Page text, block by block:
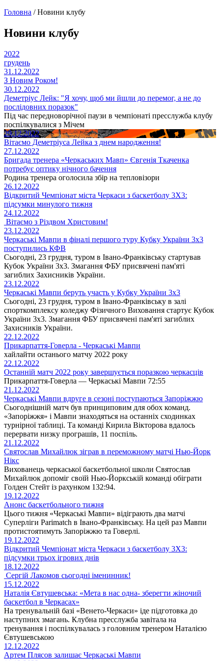
Головна /Новини клубу
Новини клубу
2022
грудень
31.12.2022
З Новим Роком!
30.12.2022
Деметріус Лейк: "Я хочу, щоб ми йшли до перемог, а не до
послідовних поразок"
Під час передноворічної паузи в чемпіонаті пресслужба клубу
поспілкувалися з Мічем
29.12.2022
Вітаємо Деметріуса Лейка з днем народження!
27.12.2022
Бригада тренера «Черкаських Мавп» Євгенія Ткаченка
потребує оптику нічного бачення
Родина тренера оголосила збір на тепловізори
26.12.2022
Відкритий Чемпіонат міста Черкаси з баскетболу 3Х3:
підсумки минулого тижня
24.12.2022
Вітаємо з Різдвом Христовим!
23.12.2022
Черкаські Мавпи в фіналі першого туру Кубку України 3х3
поступились КФВ
Сьогодні, 23 грудня, туром в Івано-Франківську стартував
Кубок України 3х3. Змагання ФБУ присвячені пам'яті
загиблих Захисників України.
23.12.2022
Черкаські Мавпи беруть участь у Кубку України 3х3
Сьогодні, 23 грудня, туром в Івано-Франківську в залі
спорткомплексу коледжу Фізичного Виховання стартує Кубок
України 3х3. Змагання ФБУ присвячені пам'яті загиблих
Захисників України.
22.12.2022
Прикарпаття-Говерла - Черкаські Мавпи
хайлайти останього матчу 2022 року
22.12.2022
Останній матч 2022 року завершується поразкою черкасців
Прикарпаття-Говерла — Черкаські Мавпи 72:55
21.12.2022
Черкаські Мавпи вдруге в сезоні поступаються Запоріжжю
Сьогоднішній матч був принциповим для обох команд.
«Запоріжжя» і Мавпи знаходяться на останніх сходинках
турнірної таблиці. Та команді Кирила Вікторова вдалось
перервати низку програшів, 11 поспіль.
21.12.2022
Святослав Михайлюк зіграв в переможному матчі Нью-Йорк
Нікс
Вихованець черкаської баскетбольної школи Святослав
Михайлюк допоміг своїй Нью-Йоркській команді обіграти
Голден Стейт із рахунком 132:94.
19.12.2022
Анонс баскетбольного тижня
Цього тижня «Черкаські Мавпи» відіграють два матчі
Суперліги Parimatch в Івано-Франківську. На цей раз Мавпи
протистоятимуть Запоріжжю та Говерлі.
19.12.2022
Відкритий Чемпіонат міста Черкаси з баскетболу 3Х3:
підсумки трьох ігрових днів
18.12.2022
Сергій Лакомов сьогодні іменинник!
15.12.2022
Наталія Євтушевська: «Мета в нас одна- зберегти жіночий
баскетбол в Черкасах»
На тренувальній базі «Венето-Черкаси» іде підготовка до
наступних змагань. Клубна пресслужба завітала на
тренування і поспілкувалась з головним тренером Наталією
Євтушевською
12.12.2022
Артем Плясов залишає Черкаські Мавпи